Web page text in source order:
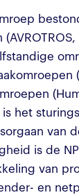
is het
van
is de
van
en